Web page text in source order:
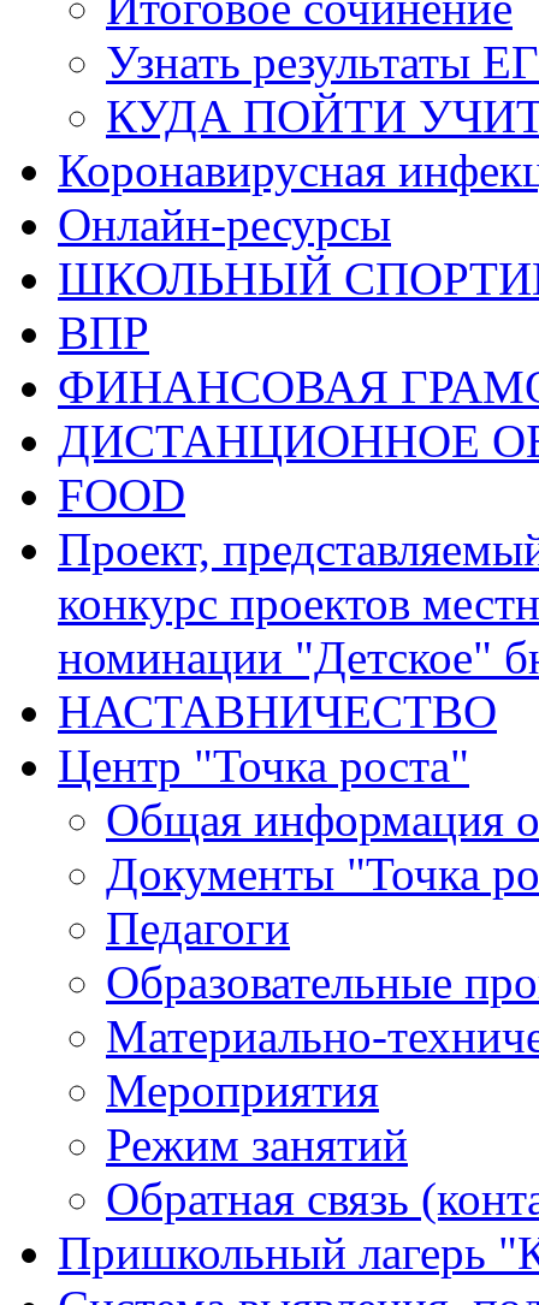
Узнать результаты
КУДА ПОЙТИ
Коронавирусная
Онлайн-ресурсы
ШКОЛЬНЫЙ
ВПР
ФИНАНСОВАЯ
ДИСТАНЦИОННОЕ
FOOD
Проект,
конкурс проектов
номинации "Детское"
НАСТАВНИЧЕСТВО
Центр "Точка роста"
Общая информация о
Документы "Точка
Педагоги
Образовательные
Материально-
Мероприятия
Режим занятий
Обратная связь
Пришкольный лагерь